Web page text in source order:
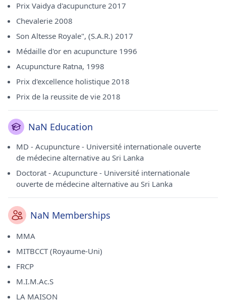
Prix ​​Vaidya d'acupuncture 2017
Chevalerie 2008
Son Altesse Royale", (S.A.R.) 2017
Médaille d'or en acupuncture 1996
Acupuncture Ratna, 1998
Prix ​​d'excellence holistique 2018
Prix ​​de la reussite de vie 2018
NaN Education
MD - Acupuncture - Université internationale ouverte
de médecine alternative au Sri Lanka
Doctorat - Acupuncture - Université internationale
ouverte de médecine alternative au Sri Lanka
NaN Memberships
MMA
MITBCCT (Royaume-Uni)
FRCP
M.I.M.Ac.S
LA MAISON